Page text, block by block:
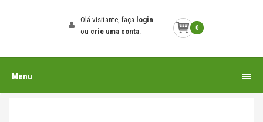
0
Olá visitante, faça login
ou crie uma conta.
Menu